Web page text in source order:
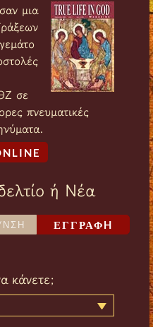
μια
σε
πνευματικές
ή Νέα
ΕΓΓΡΑΦH
κάνετε;